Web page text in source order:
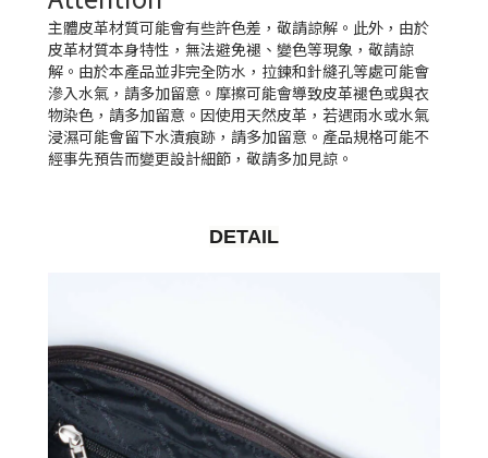
主體皮革材質可能會有些許色差，敬請諒解。此外，由於
皮革材質本身特性，無法避免褪、變色等現象，敬請諒
解。由於本產品並非完全防水，拉鍊和針縫孔等處可能會
滲入水氣，請多加留意。摩擦可能會導致皮革褪色或與衣
物染色，請多加留意。因使用天然皮革，若遇雨水或水氣
浸濕可能會留下水漬痕跡，請多加留意。產品規格可能不
經事先預告而變更設計細節，敬請多加見諒。
DETAIL